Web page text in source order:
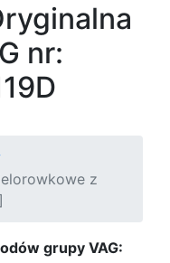
nr:
z
grupy VAG: